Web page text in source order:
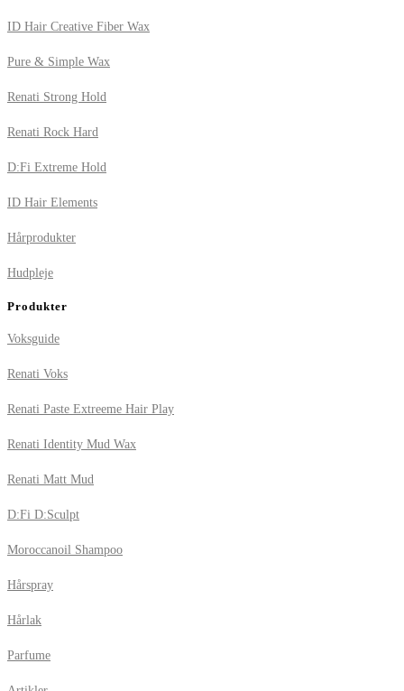
ID Hair Creative Fiber Wax
Pure & Simple Wax
Renati Strong Hold
Renati Rock Hard
D:Fi Extreme Hold
ID Hair Elements
Hårprodukter
Hudpleje
Produkter
Voksguide
Renati Voks
Renati Paste Extreeme Hair Play
Renati Identity Mud Wax
Renati Matt Mud
D:Fi D:Sculpt
Moroccanoil Shampoo
Hårspray
Hårlak
Parfume